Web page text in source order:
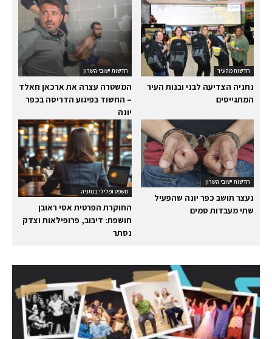
חדשות ישובי השרון
המשטרה עצרה את ארכאן חאלד
– החשוד בפיגוע הדריסה בכפר
יונה
חדשות מהעיר
נתניה הצדיעה לבני ובנות העיר
המתגייסים
משפט ופלילי בנתניה
החוקרת הפרטית אסי ראובן
חושפת: דיבוב, פרופילאות וצדק
נסתר
חדשות ישובי השרון
נעצר תושב כפר יונה שהפעיל
שתי מעבדות סמים